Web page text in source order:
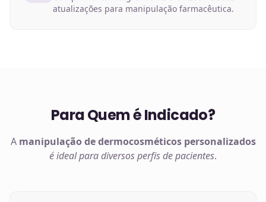
atualizações para manipulação farmacêutica.
Para Quem é Indicado?
A manipulação dedermocosméticospersonalizados
é ideal para diversos perfis de pacientes.